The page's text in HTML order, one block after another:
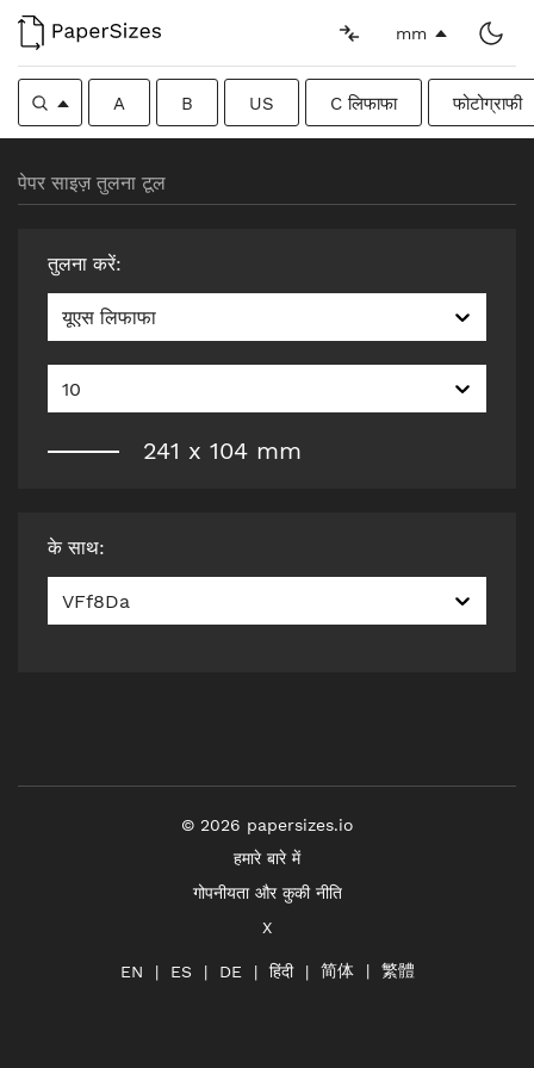
mm
A B US C लिफाफा फोटोग्राफी
पेपर साइज़ तुलना टूल
तुलना करें:
यूएस लिफाफा
10
241 x 104 mm
के साथ:
VFf8Da
© 2026 papersizes.io
हमारे बारे में
गोपनीयता और कुकी नीति
X
EN ES DE हिंदी 简体 繁體